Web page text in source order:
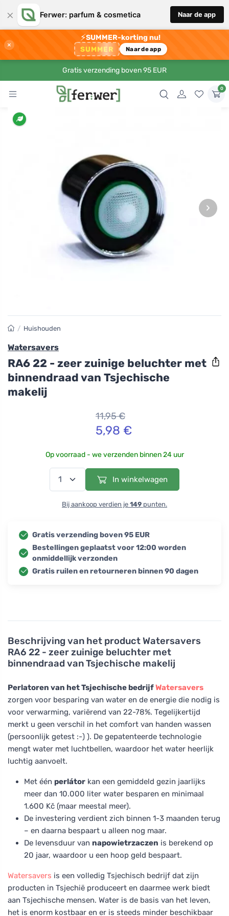
× Ferwer: parfum & cosmetica Naar de app
×
⚡SUMMER-korting nu!
SUMMER Naar de app
Gratis verzending boven 95 EUR
0
›
Beschrijving van het productWatersavers
RA6 22 - zeer zuinige beluchter met
binnendraad van Tsjechische makelij
Perlatoren van het Tsjechische bedrijfWatersavers
zorgen voor besparing van water en de energie die nodig is
voor verwarming, variërend van 22-78%. Tegelijkertijd
merkt u geen verschil in het comfort van handen wassen
(persoonlijk getest :-) ). De gepatenteerde technologie
mengt water met luchtbellen, waardoor het water heerlijk
luchtig aanvoelt.
Met één perlátor kan een gemiddeld gezin jaarlijks
meer dan 10.000 liter water besparen en minimaal
1.600 Kč (maar meestal meer).
De investering verdient zich binnen 1-3 maanden terug
– en daarna bespaart u alleen nog maar.
De levensduur van napowietrzaczen is berekend op
20 jaar, waardoor u een hoop geld bespaart.
Watersavers is een volledig Tsjechisch bedrijf dat zijn
producten in Tsjechië produceert en daarmee werk biedt
aan Tsjechische mensen. Water is de basis van het leven,
het is enorm kostbaar en er is steeds minder beschikbaar
/ Huishouden
Watersavers
RA6 22 - zeer zuinige beluchter met
binnendraad van Tsjechische
makelij
11,95 €
5,98 €
Op voorraad - we verzenden binnen 24 uur
In winkelwagen
Bij aankoop verdien je 149 punten.
Gratis verzending boven 95 EUR
Bestellingen geplaatst voor 12:00 worden
onmiddellijk verzonden
Gratis ruilen en retourneren binnen 90 dagen